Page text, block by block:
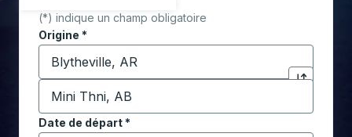
(*) indique un champ obligatoire
Origine *
Commencez à saisir la ville d'origine pour ouvrir
Cliquez
Destination *
Commencez à saisir la ville de destination pour
Date de départ*
Tapez la date au format date Barre oblique du mois à